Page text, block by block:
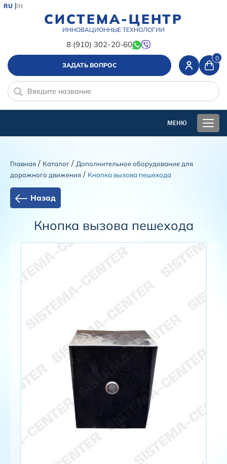
СИСТЕМА-ЦЕНТР
ИННОВАЦИОННЫЕ ТЕХНОЛОГИИ
8 (910) 302-20-60
RU EN
ЗАДАТЬ ВОПРОС
0
Главная / Каталог / Дополнительное оборудование для
дорожного движения / Кнопка вызова пешехода
Назад
Кнопка вызова пешехода